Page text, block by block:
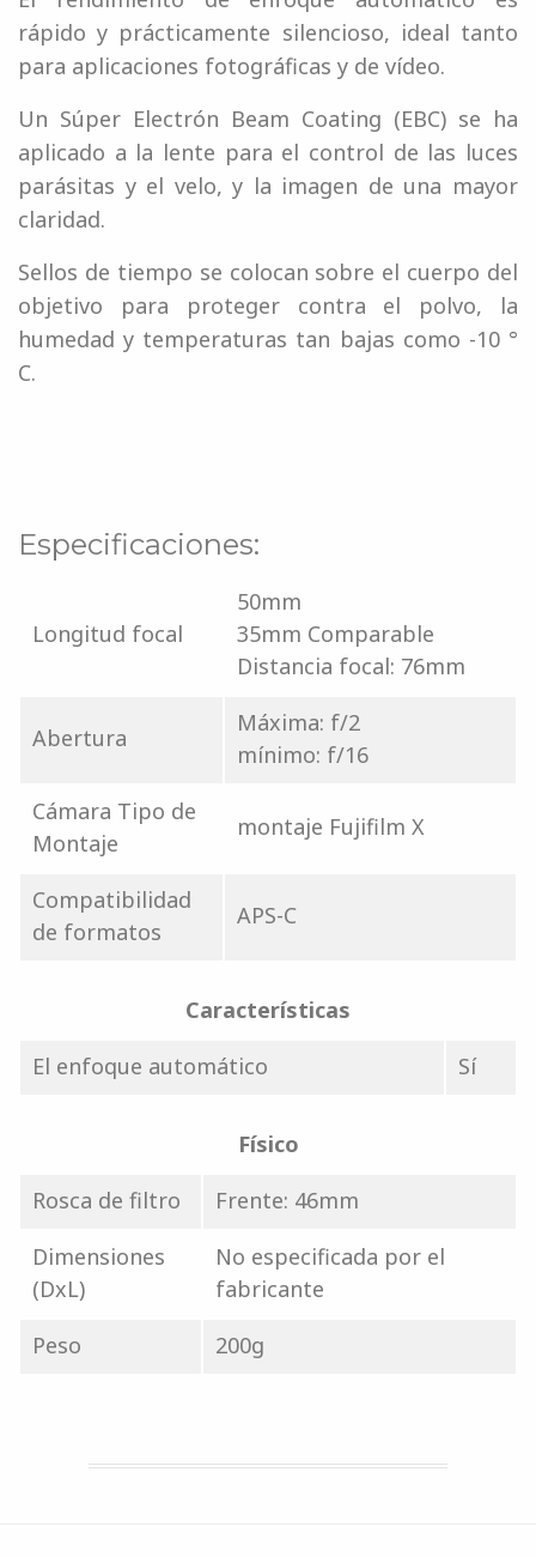
rápido y prácticamente silencioso, ideal tanto
para aplicaciones fotográficas y de vídeo.
Un Súper Electrón Beam Coating (EBC) se ha
aplicado a la lente para el control de las luces
parásitas y el velo, y la imagen de una mayor
claridad.
Sellos de tiempo se colocan sobre el cuerpo del
objetivo para proteger contra el polvo, la
humedad y temperaturas tan bajas como -10 °
C.
Especificaciones:
Longitud focal
50mm
35mm Comparable
Distancia focal: 76mm
Abertura
Máxima: f/2
mínimo: f/16
Cámara Tipo de
Montaje
montaje Fujifilm X
Compatibilidad
de formatos
APS-C
Características
El enfoque automático
Sí
Físico
Rosca de filtro
Frente: 46mm
Dimensiones
(DxL)
No especificada por el
fabricante
Peso
200g